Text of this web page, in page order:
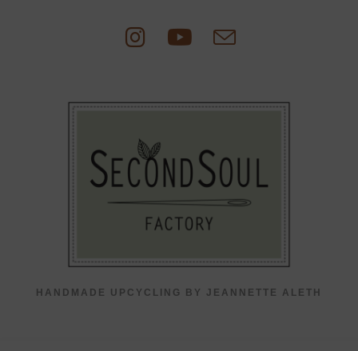
HANDMADE UPCYCLING BY JEANNETTE ALETH